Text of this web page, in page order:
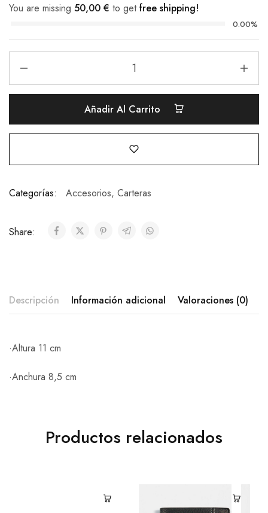
You are missing 50,00 € to getfree shipping!
0.00%
Añadir Al Carrito
Categorías: Accesorios, Carteras
Share:
Descripción Información adicional Valoraciones (0)
·Altura 11 cm
·Anchura 8,5 cm
Productos relacionados